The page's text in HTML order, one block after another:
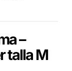
–
talla M